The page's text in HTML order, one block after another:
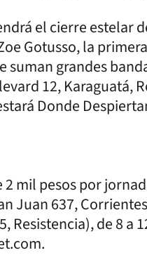
el cierre estelar
Gotusso, la
suman grandes
12, Karaguatá,
Donde
mil pesos por
Juan 637,
Resistencia), de 8 a